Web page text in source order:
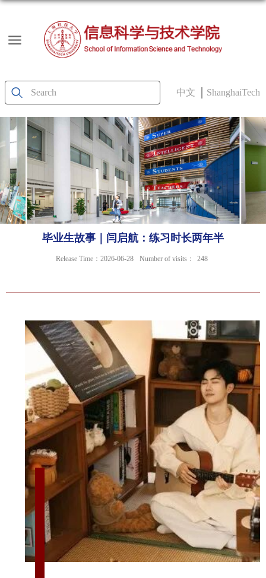
中文 ShanghaiTech
毕业生故事｜闫启航：练习时长两年半
Release Time：2026-06-28 Number of visits： 248